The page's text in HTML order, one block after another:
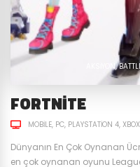
AKSIYON
FORTNITE
MOBILE PC PLAYSTATION 4
Dünyanın En Çok Oynanan
en çok oynanan oyunu